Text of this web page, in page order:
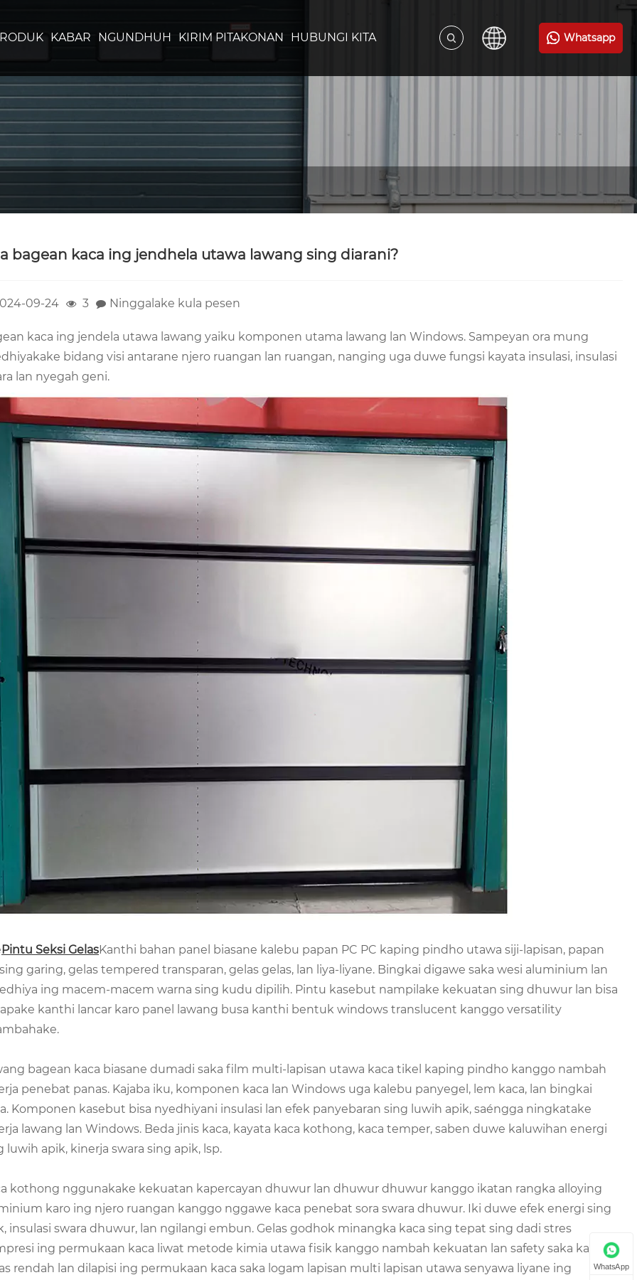
KABAR NGUNDHUH KIRIM PITAKONAN HUBUNGI KITA Whatsapp
bagean kaca ing jendhela utawa lawang sing diarani?
09-24 3 Ninggalake kula pesen
kaca ing jendela utawa lawang yaiku komponen utama lawang lan Windows. Sampeyan ora mung
bidang visi antarane njero ruangan lan ruangan, nanging uga duwe fungsi kayata insulasi, insulasi
lan nyegah geni.
Pintu Seksi GelasKanthi bahan panel biasane kalebu papan PC PC kaping pindho utawa siji-lapisan, papan
garing, gelas tempered transparan, gelas gelas, lan liya-liyane. Bingkai digawe saka wesi aluminium lan
ing macem-macem warna sing kudu dipilih. Pintu kasebut nampilake kekuatan sing dhuwur lan bisa
kanthi lancar karo panel lawang busa kanthi bentuk windows translucent kanggo versatility
bagean kaca biasane dumadi saka film multi-lapisan utawa kaca tikel kaping pindho kanggo nambah
penebat panas. Kajaba iku, komponen kaca lan Windows uga kalebu panyegel, lem kaca, lan bingkai
Komponen kasebut bisa nyedhiyani insulasi lan efek panyebaran sing luwih apik, saéngga ningkatake
lawang lan Windows. Beda jinis kaca, kayata kaca kothong, kaca temper, saben duwe kaluwihan energi
luwih apik, kinerja swara sing apik, lsp.
kothong nggunakake kekuatan kapercayan dhuwur lan dhuwur dhuwur kanggo ikatan rangka alloying
karo ing njero ruangan kanggo nggawe kaca penebat sora swara dhuwur. Iki duwe efek energi sing
insulasi swara dhuwur, lan ngilangi embun. Gelas godhok minangka kaca sing tepat sing dadi stres
ing permukaan kaca liwat metode kimia utawa fisik kanggo nambah kekuatan lan safety saka kaca.
rendah lan dilapisi ing permukaan kaca saka logam lapisan multi lapisan utawa senyawa liyane ing
WhatsApp